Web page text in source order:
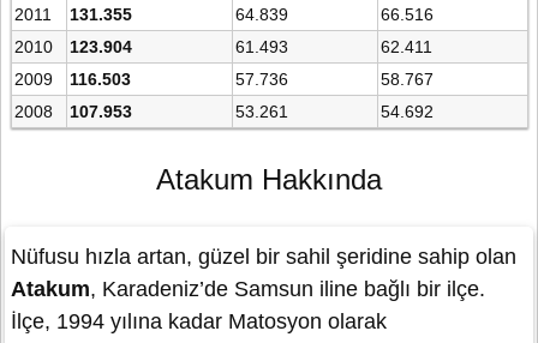
2011
131.355 64.839
66.516
2010
123.904 61.493
62.411
2009
116.503 57.736
58.767
2008
107.953 53.261 54.692
Atakum Hakkında
Nüfusu hızla artan, güzel bir sahil şeridine sahip olan
Atakum, Karadeniz’de Samsun iline bağlı bir ilçe.
İlçe, 1994 yılına kadar Matosyon olarak